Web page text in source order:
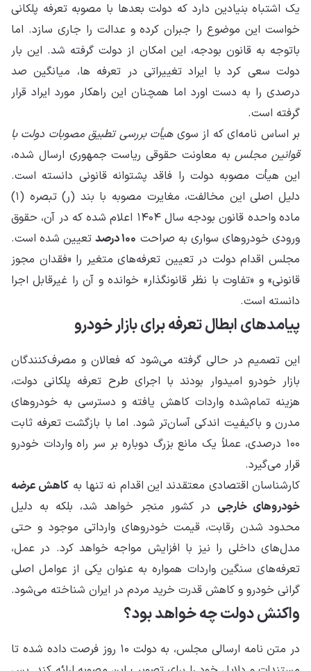
یک اشتباه بنیادین دارد که دولت بعدها با مصوبه تعرفه پلکانی
خواست این موضوع را جبران کرده و عدالت را جاری سازد. اما
باتوجه به قانون بودجه، این امکان از دولت گرفته شد. این بار
دولت سعی کرد با ایراد تغییراتی در تعرفه ها، میانگین صد
درصدی را به دست اورد اما همچنان این راهکار مورد ایراد قرار
گرفته است.
بر اساس نامه‌ای که از سویهیأت بررسی تطبیق مصوبات دولت با
قوانین مجلسبه معاونت حقوقی ریاست جمهوری ارسال شده،
این هیأت مصوبه دولت را فاقد پشتوانه قانونی دانسته است.
دلیل اصلی این مخالفت، مغایرت مصوبه با بند (ر) تبصره (۱)
ماده واحده قانون بودجه سال ۱۴۰۴ اعلام شده که در آن، حقوق
ورودی خودروهای سواری به صراحت ۱۰۰ درصد
تعیین شده است.
مجلس اقدام دولت در تعیین تعرفه‌های متغیر را «فقدان مجوز
قانونی» و «تفاوت با نظر قانونگذار» خوانده و آن را غیرقابل اجرا
دانسته است.
پیامدهای ابطال تعرفه برای بازار خودرو
این تصمیم در حالی گرفته می‌شود که فعالان و مصرف‌کنندگان
بازار خودرو امیدوار بودند با اجرای طرح تعرفه پلکانی دولت،
هزینه تمام‌شده واردات کاهش یافته و دسترسی به خودروهای
مدرن و باکیفیت اندکی آسان‌تر شود. اما با بازگشت تعرفه ثابت
۱۰۰ درصدی، عملاً یک مانع بزرگ دوباره بر سر راه واردات خودرو
قرار می‌گیرد.
کارشناسان اقتصادی معتقدند این اقدام نه تنها به کاهش عرضه
خودروهای خارجی در کشور منجر خواهد شد، بلکه به دلیل
محدود شدن رقابت، قیمت خودروهای وارداتی موجود و حتی
مدل‌های داخلی را نیز با افزایش مواجه خواهد کرد. در عمل،
تعرفه‌های سنگین واردات همواره به عنوان یکی از عوامل اصلی
گرانی خودرو و کاهش قدرت خرید مردم در ایران شناخته می‌شود.
واکنش دولت چه خواهد بود؟
در متن نامه ارسالی مجلس، به دولت ۱۰ روز فرصت داده شده تا